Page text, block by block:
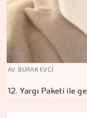
AV. BURAK EVCİ
12. Yargı Paketi ile